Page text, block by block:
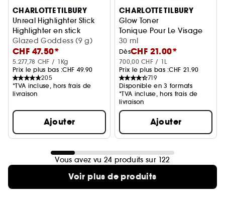
CHARLOTTE TILBURY
Unreal Highlighter Stick
Highlighter en stick
Glazed Goddess (9 g)
CHF 47.50*
5.277,78 CHF / 1Kg
Prix le plus bas :CHF 49.90
205
*TVA incluse, hors frais de
livraison
Ajouter
CHARLOTTE TILBURY
Glow Toner
Tonique Pour Le Visage
30 ml
DèsCHF 21.00*
700,00 CHF / 1L
Prix le plus bas :CHF 21.90
719
Disponible en 3 formats
*TVA incluse, hors frais de
livraison
Ajouter
Vous avez vu 24 produits sur 122
Voir plus de produits